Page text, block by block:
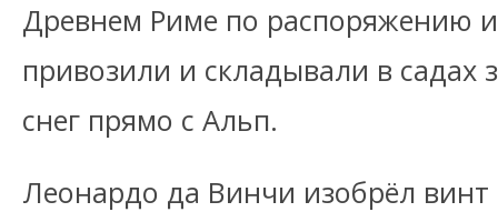
Древнем Риме по распоряжению
привозили и складывали в
снег прямо с Альп.
Леонардо да Винчи изобрёл винт